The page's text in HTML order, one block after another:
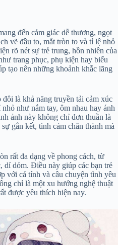
đến cảm giác dễ thương, ngọt
vẽ đầu to, mắt tròn to và tỉ lệ nhỏ
rõ nét sự trẻ trung, hồn nhiên của
trang phục, phụ kiện hay biểu
tạo nên những khoảnh khắc lãng
là khả năng truyền tải cảm xúc
như nắm tay, ôm nhau hay ánh
ảnh này không chỉ đơn thuần là
gắn kết, tình cảm chân thành mà
rất đa dạng về phong cách, từ
dí dỏm. Điều này giúp các bạn trẻ
với cá tính và câu chuyện tình yêu
chỉ là một xu hướng nghệ thuật
được yêu thích hiện nay.